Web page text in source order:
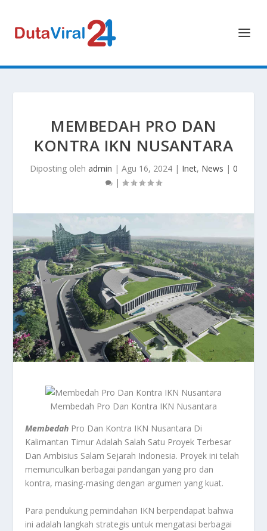
MEMBEDAH PRO DAN
KONTRA IKN NUSANTARA
Diposting oleh admin | Agu 16, 2024| Inet, News | 0
|
Membedah Pro Dan Kontra IKN Nusantara
Membedah Pro Dan Kontra IKN Nusantara Di
Kalimantan Timur Adalah Salah Satu Proyek Terbesar
Dan Ambisius Salam Sejarah Indonesia. Proyek ini telah
memunculkan berbagai pandangan yang pro dan
kontra, masing-masing dengan argumen yang kuat.
Para pendukung pemindahan IKN berpendapat bahwa
ini adalah langkah strategis untuk mengatasi berbagai